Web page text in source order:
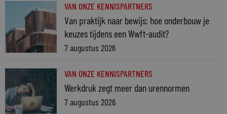
VAN ONZE KENNISPARTNERS
Van praktijk naar bewijs: hoe onderbouw je
keuzes tijdens een Wwft-audit?
7 augustus 2026
VAN ONZE KENNISPARTNERS
Werkdruk zegt meer dan urennormen
7 augustus 2026